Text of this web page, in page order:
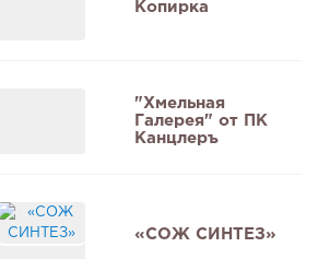
Копирка
"Хмельная
Галерея" от ПК
Канцлеръ
«СОЖ СИНТЕЗ»